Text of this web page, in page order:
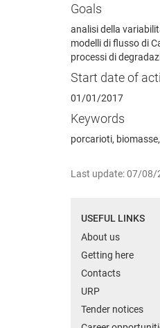
Goals
analisi della
modelli di flusso di
processi di
Start date of
01/01/2017
Keywords
porcarioti,
Last update: 07/08/
USEFUL LINKS
About us
Getting here
Contacts
URP
Tender notices